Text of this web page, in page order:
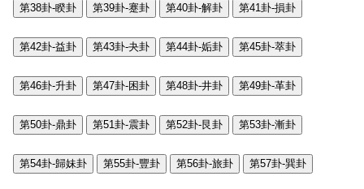
第38卦-睽卦 第39卦-蹇卦 第40卦-解卦 第41卦-損卦
第42卦-益卦 第43卦-夬卦 第44卦-姤卦 第45卦-萃卦
第46卦-升卦 第47卦-困卦 第48卦-井卦 第49卦-革卦
第50卦-鼎卦 第51卦-震卦 第52卦-艮卦 第53卦-漸卦
第54卦-歸妹卦 第55卦-豐卦 第56卦-旅卦 第57卦-巽卦